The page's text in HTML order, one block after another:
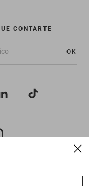
CONTARTE
OK
2022